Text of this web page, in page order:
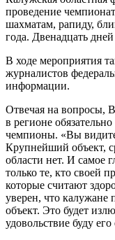
проведение
шахматам, рапиду,
года. Двенадцать
В ходе мероприятия
журналистов
информации.
Отвечая на вопросы,
в регионе
чемпионы. «Вы
Крупнейший объект,
области нет. И самое
только те, кто своей
которые считают
уверен, что калужане
объект. Это будет
удовольствие буду